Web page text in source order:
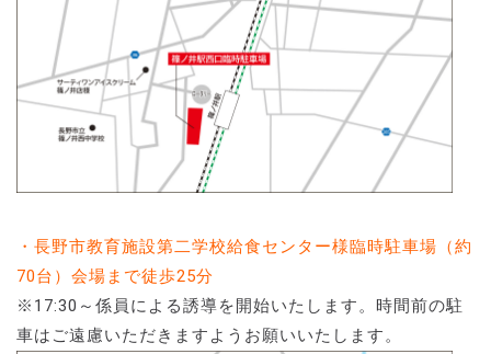
・長野市教育施設第二学校給食センター様臨時駐車場（約
70台）会場まで徒歩25分
※17:30～係員による誘導を開始いたします。時間前の駐
車はご遠慮いただきますようお願いいたします。